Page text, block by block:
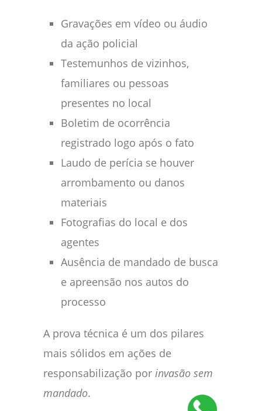
Gravações em vídeo ou áudio
da ação policial
Testemunhos de vizinhos,
familiares ou pessoas
presentes no local
Boletim de ocorrência
registrado logo após o fato
Laudo de perícia se houver
arrombamento ou danos
materiais
Fotografias do local e dos
agentes
Ausência de mandado de busca
e apreensão nos autos do
processo
A prova técnica é um dos pilares
mais sólidos em ações de
responsabilização por invasão sem
mandado.